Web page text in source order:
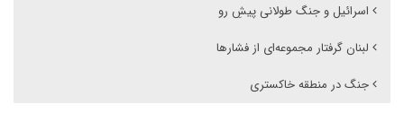
اسرائیل و جنگ طولانی پیشِ رو
لبنان گرفتار مجموعه‌ای از فشارها
جنگ در منطقه خاکستری